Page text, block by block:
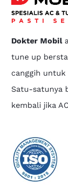
Dokter Mobil
tune up
canggih
Satu-satunya
kembali jika